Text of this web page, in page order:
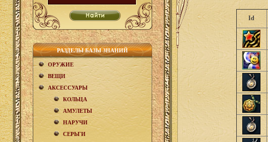
РАЗДЕЛЫ БАЗЫ ЗНАНИЙ
ОРУЖИЕ
ВЕЩИ
АКCЕСCУАРЫ
КОЛЬЦА
АМУЛЕТЫ
НАРУЧИ
СЕРЬГИ
Id